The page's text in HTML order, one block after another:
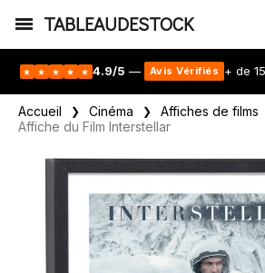
TABLEAUDESTOCK
★ ★ ★ ★ ★ 4.9/5 — Avis Vérifiés + de
Accueil Cinéma
Affiches de films
Affiche du Film Interstellar